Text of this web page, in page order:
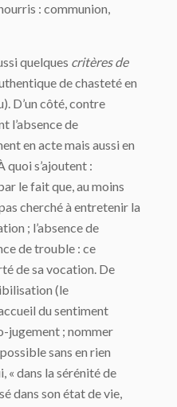
: communion,
quelques critères de
de chasteté en
D’un côté, contre
l’absence de
en acte mais aussi en
quoi s’ajoutent :
le fait que, au moins
cherché à entretenir la
; l’absence de
de trouble : ce
de sa vocation. De
(le
du sentiment
jugement ; nommer
sans en rien
« dans la sérénité de
dans son état de vie,